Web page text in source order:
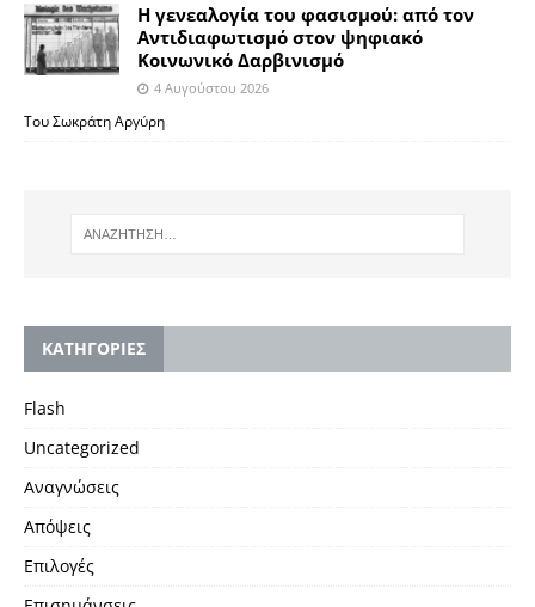
Η γενεαλογία του φασισμού: από τον
Αντιδιαφωτισμό στον ψηφιακό
Κοινωνικό Δαρβινισμό
4 Αυγούστου 2026
Του Σωκράτη Αργύρη
KΑΤΗΓΟΡΙΕΣ
Flash
Uncategorized
Αναγνώσεις
Απόψεις
Επιλογές